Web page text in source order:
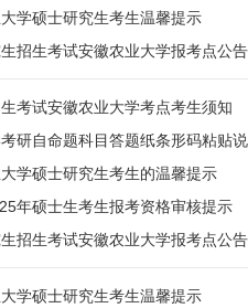
学硕士研究生考生温馨提示
招生考试安徽农业大学报考点公告
考试安徽农业大学考点考生须知
研自命题科目答题纸条形码粘贴
学硕士研究生考生的温馨提示
年硕士生考生报考资格审核提示
招生考试安徽农业大学报考点公告
学硕士研究生考生温馨提示